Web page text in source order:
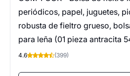
periódicos, papel, juguetes,
robusta de fieltro grueso,
para leña (01 pieza antracita
4.6 (399)